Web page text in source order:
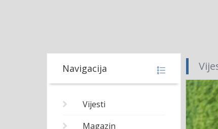
Navigacija
Vijesti
Magazin